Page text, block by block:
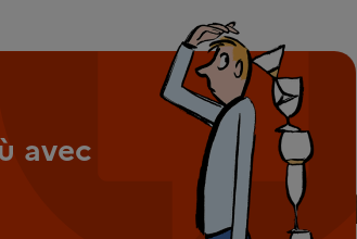
avec